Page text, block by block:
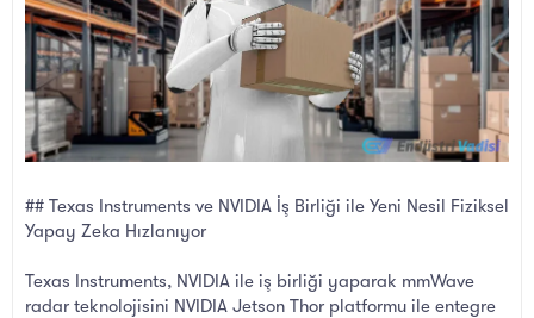
i
## Texas Instruments ve NVIDIA İş Birliği ile Yeni Nesil Fiziksel
Yapay Zeka Hızlanıyor
Texas Instruments, NVIDIA ile iş birliği yaparak mmWave
radar teknolojisini NVIDIA Jetson Thor platformu ile entegre